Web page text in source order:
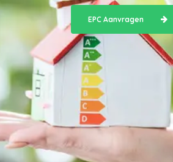
EPC Aanvragen